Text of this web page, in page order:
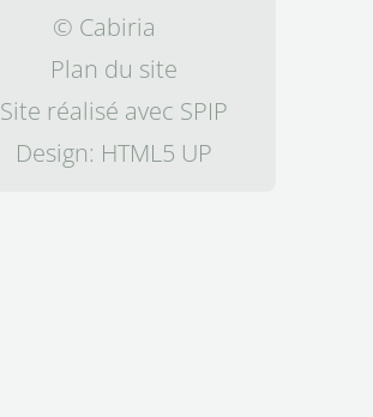
© Cabiria
Plan du site
Site réalisé avec SPIP
Design: HTML5 UP